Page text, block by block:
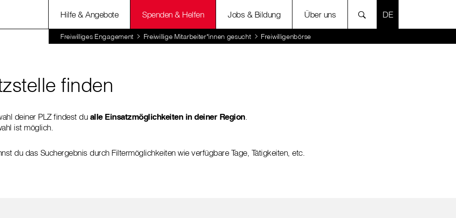
Hilfe & Angebote Spenden & Helfen Jobs & Bildung Über uns SPRACHE
Freiwilliges Engagement Freiwillige Mitarbeiter*innen gesucht Freiwilligenbörse
finden
deiner PLZ findest dualle Einsatzmöglichkeiten in deiner Region.
ist möglich.
du das Suchergebnis durch Filtermöglichkeiten wie verfügbare Tage, Tätigkeiten, etc.